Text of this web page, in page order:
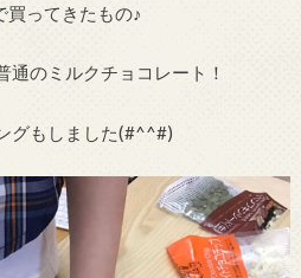
ってきたもの♪
通のミルクチョコレート！
グもしました(#^^#)